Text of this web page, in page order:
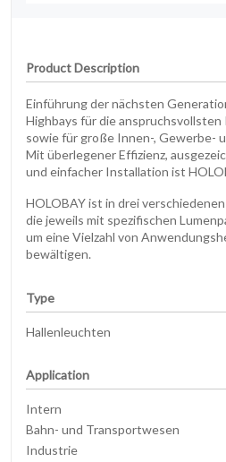
Product Description
Einführung der nächsten
Highbays für die
sowie für große Innen-, Gewerbe-
Mit überlegener Effizienz,
und einfacher Installation ist
HOLOBAY ist in drei
die jeweils mit spezifischen
um eine Vielzahl von
bewältigen.
Type
Hallenleuchten
Application
Intern
Bahn- und Transportwesen
Industrie